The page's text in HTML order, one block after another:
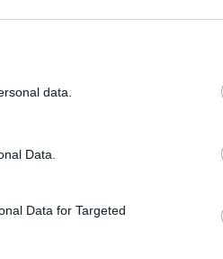
data.
Data.
Data for Targeted